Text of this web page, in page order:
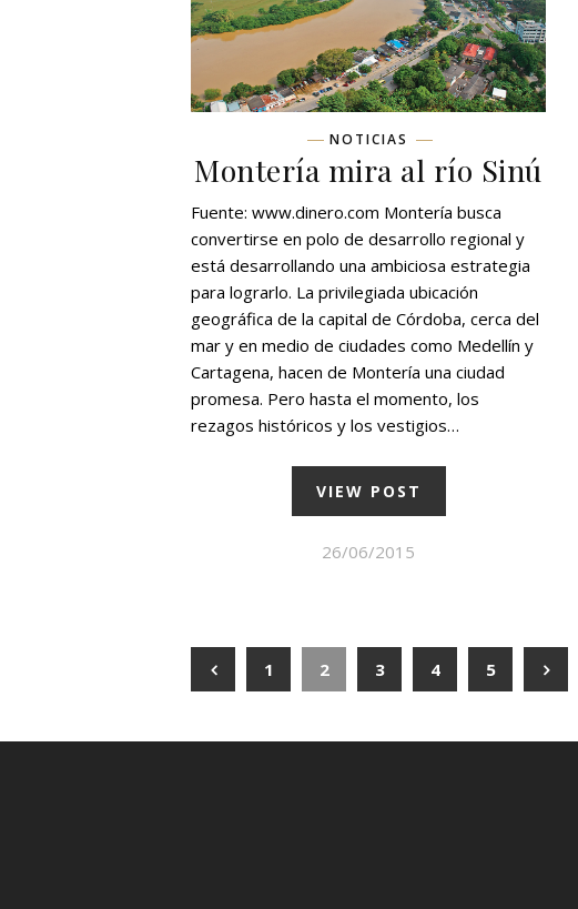
NOTICIAS
Montería mira al río Sinú
Fuente: www.dinero.com Montería busca
convertirse en polo de desarrollo regional y
está desarrollando una ambiciosa estrategia
para lograrlo. La privilegiada ubicación
geográfica de la capital de Córdoba, cerca del
mar y en medio de ciudades como Medellín y
Cartagena, hacen de Montería una ciudad
promesa. Pero hasta el momento, los
rezagos históricos y los vestigios…
VIEW POST
26/06/2015
1 2 3 4 5